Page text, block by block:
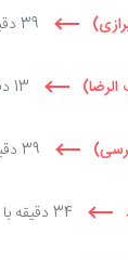
39 دقیقه پیاده روی
13 دقیقه پیاده روی
39 دقیقه پیاده روی
34 دقیقه با ماشین